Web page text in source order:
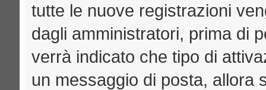
tutte le nuove registrazioni
dagli amministratori, prima di
verrà indicato che tipo di
un messaggio di posta, allora